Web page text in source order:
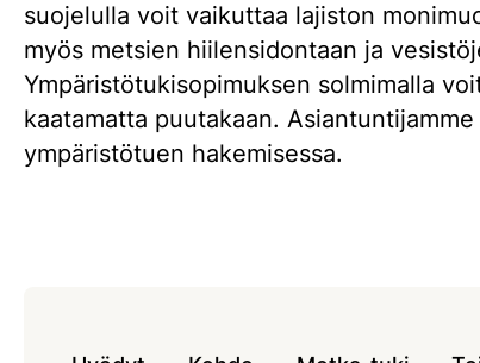
suojelulla voit vaikuttaa lajiston
myös metsien hiilensidontaan ja
Ympäristötukisopimuksen solmimalla
kaatamatta puutakaan. Asiantuntijamme
ympäristötuen hakemisessa.